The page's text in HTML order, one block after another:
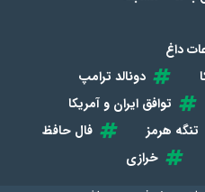
داغ
دونالد ترامپ
توافق ایران و آمریکا
تنگه هرمز
فال حافظ
خرازی